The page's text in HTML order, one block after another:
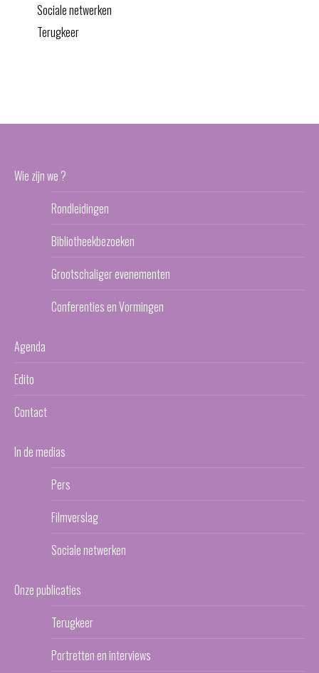
Sociale netwerken
Terugkeer
Wie zijn we ?
Rondleidingen
Bibliotheekbezoeken
Grootschaliger evenementen
Conferenties en Vormingen
Agenda
Edito
Contact
In de medias
Pers
Filmverslag
Sociale netwerken
Onze publicaties
Terugkeer
Portretten en interviews